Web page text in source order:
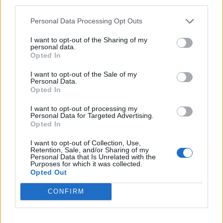
Personal Data Processing Opt Outs
I want to opt-out of the Sharing of my
personal data.
Opted In
I want to opt-out of the Sale of my
Personal Data.
Opted In
I want to opt-out of processing my
Personal Data for Targeted Advertising.
Opted In
I want to opt-out of Collection, Use,
Retention, Sale, and/or Sharing of my
Personal Data that Is Unrelated with the
Purposes for which it was collected.
Opted Out
CONFIRM
Οι βαθμολογίες παρέχονται από το
πράγματα μετά το γκολ του Αστέρα και γενικά η
αριστερή πλευρά που «είχε» αυτός ήταν πιο
επιθετική. Δραστήριος ο
δίσταζε να κουβαλάει μπάλα και να
τροφοδοτεί.